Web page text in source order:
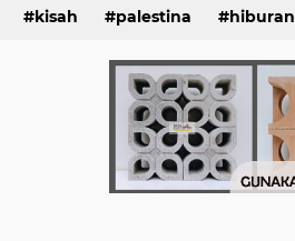
kisah palestina hiburan